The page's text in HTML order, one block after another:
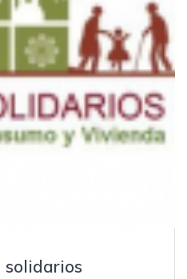
solidarios